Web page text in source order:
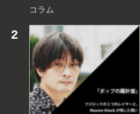
コラム